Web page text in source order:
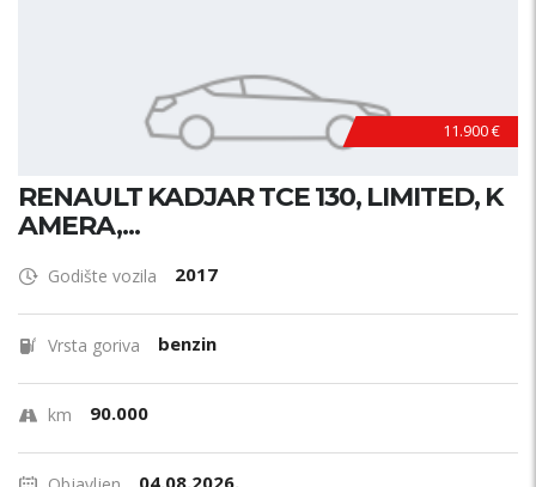
11.900 €
RENAULT KADJAR TCE 130, LIMITED, K
AMERA,...
Godište vozila 2017
Vrsta goriva benzin
km 90.000
04.08.2026.